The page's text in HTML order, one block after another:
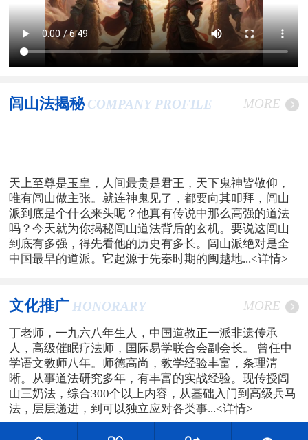
闾山法揭秘 COMPANY PROFILE MORE
天上至尊是玉皇，人间最贵是君王，天下鬼神皆敬仰，
唯有闾山做主张。就连神鬼见了，都要向其叩拜，闾山
派到底是个什么来头呢？他真有传说中那么高强的道法
吗？今天就为你揭秘闾山道法背后的玄机。要说这闾山
到底有多强，得先看他的历史有多长。闾山派绝对是全
中国最早的道派。它起源于先秦时期的闽越地...<详情>
文化推广 HONORARY MORE
丁老师，一九六八年生人，中国道教正一派非遗传承
人，高级催眠疗法师，国际易学联合会副会长。 曾任中
学语文教师八年。师德高尚，教学经验丰富，条理清
晰。从事道法研究多年，有丰富的实战经验。现传授闾
山三奶法，综合300个以上内容，从基础入门到高级兵马
法，层层递进，到可以独立应对各类事...<详情>